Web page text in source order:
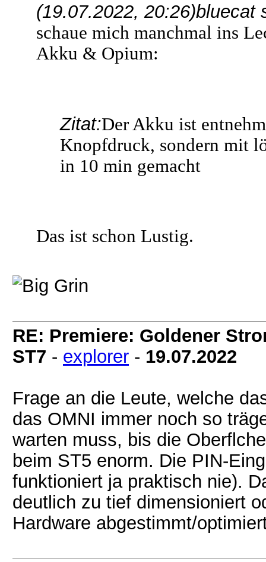
(19.07.2022, 20:26)bluecat
schaue mich manchmal ins
Akku & Opium:
Zitat:Der Akku ist
Knopfdruck, sondern mit
in 10 min gemacht
Das ist schon Lustig.
RE: Premiere: Goldener
ST7 - explorer - 19.07.2022
Frage an die Leute, welche
das OMNI immer noch so
warten muss, bis die
beim ST5 enorm. Die PIN-
funktioniert ja praktisch nie).
deutlich zu tief dimensioniert
Hardware abgestimmt/